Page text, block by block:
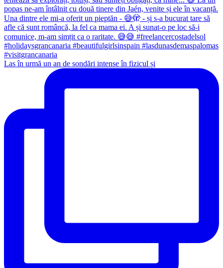
Las în urmă un an de sondări intense în fizicul și